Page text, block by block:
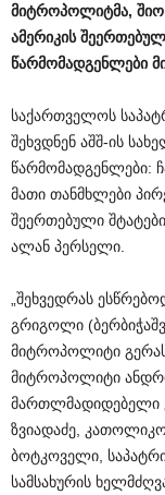
მიტროპოლიტმა, შიო
ამერიკის
წარმომადგენლები
საქართველოს
შეხვდნენ აშშ-ის
წარმომადგენლები:
მათი თანმხლები
შეერთებული
ალან პერსელი.
„შეხვედრას
გრიგოლი
მიტროპოლიტი
მიტროპოლიტი
მართლმადიდებელი
ზვიადაძე,
ბოტკოველი,
სამსახურის